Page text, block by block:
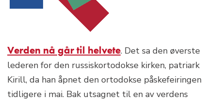
Verden nå går til helvete. Det sa den øverste
lederen for den russiskortodokse kirken, patriark
Kirill, da han åpnet den ortodokse påskefeiringen
tidligere i mai. Bak utsagnet til en av verdens